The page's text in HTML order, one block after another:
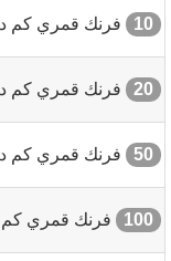
10 فرنك قمري كم
20 فرنك قمري كم
50 فرنك قمري كم
100 فرنك قمري كم